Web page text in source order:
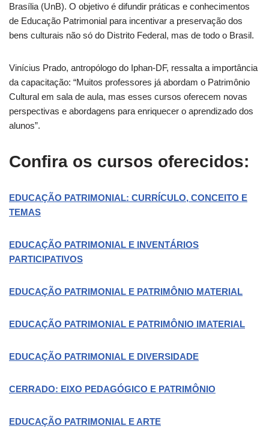
Brasília (UnB). O objetivo é difundir práticas e conhecimentos
de Educação Patrimonial para incentivar a preservação dos
bens culturais não só do Distrito Federal, mas de todo o Brasil.
Vinícius Prado, antropólogo do Iphan-DF, ressalta a importância
da capacitação: “Muitos professores já abordam o Patrimônio
Cultural em sala de aula, mas esses cursos oferecem novas
perspectivas e abordagens para enriquecer o aprendizado dos
alunos”.
Confira os cursos oferecidos:
EDUCAÇÃO PATRIMONIAL: CURRÍCULO, CONCEITO E
TEMAS
EDUCAÇÃO PATRIMONIAL E INVENTÁRIOS
PARTICIPATIVOS
EDUCAÇÃO PATRIMONIAL E PATRIMÔNIO MATERIAL
EDUCAÇÃO PATRIMONIAL E PATRIMÔNIO IMATERIAL
EDUCAÇÃO PATRIMONIAL E DIVERSIDADE
CERRADO: EIXO PEDAGÓGICO E PATRIMÔNIO
EDUCAÇÃO PATRIMONIAL E ARTE